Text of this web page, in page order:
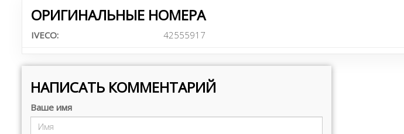
ОРИГИНАЛЬНЫЕ НОМЕРА
IVECO: 42555917
НАПИСАТЬ КОММЕНТАРИЙ
Ваше имя